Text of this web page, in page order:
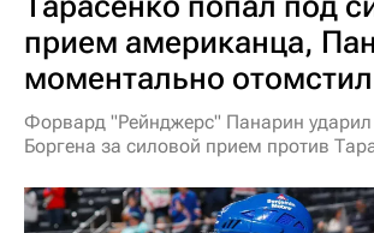
прием американца,
моментально отомстил
Форвард "Рейнджерс" Панарин
Боргена за силовой прием против